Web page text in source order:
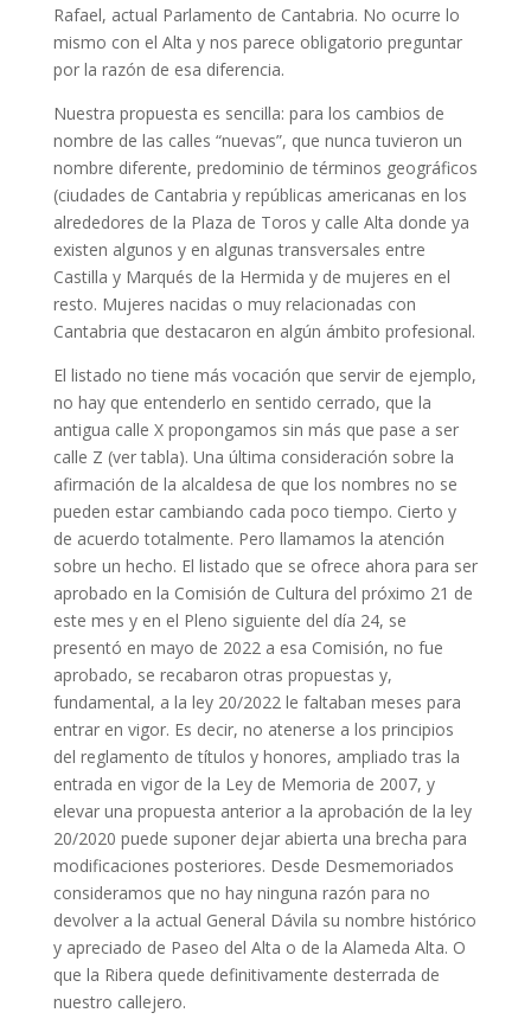
Rafael, actual Parlamento de Cantabria. No ocurre lo
mismo con el Alta y nos parece obligatorio preguntar
por la razón de esa diferencia.
Nuestra propuesta es sencilla: para los cambios de
nombre de las calles “nuevas”, que nunca tuvieron un
nombre diferente, predominio de términos geográficos
(ciudades de Cantabria y repúblicas americanas en los
alrededores de la Plaza de Toros y calle Alta donde ya
existen algunos y en algunas transversales entre
Castilla y Marqués de la Hermida y de mujeres en el
resto. Mujeres nacidas o muy relacionadas con
Cantabria que destacaron en algún ámbito profesional.
El listado no tiene más vocación que servir de ejemplo,
no hay que entenderlo en sentido cerrado, que la
antigua calle X propongamos sin más que pase a ser
calle Z (ver tabla). Una última consideración sobre la
afirmación de la alcaldesa de que los nombres no se
pueden estar cambiando cada poco tiempo. Cierto y
de acuerdo totalmente. Pero llamamos la atención
sobre un hecho. El listado que se ofrece ahora para ser
aprobado en la Comisión de Cultura del próximo 21 de
este mes y en el Pleno siguiente del día 24, se
presentó en mayo de 2022 a esa Comisión, no fue
aprobado, se recabaron otras propuestas y,
fundamental, a la ley 20/2022 le faltaban meses para
entrar en vigor. Es decir, no atenerse a los principios
del reglamento de títulos y honores, ampliado tras la
entrada en vigor de la Ley de Memoria de 2007, y
elevar una propuesta anterior a la aprobación de la ley
20/2020 puede suponer dejar abierta una brecha para
modificaciones posteriores. Desde Desmemoriados
consideramos que no hay ninguna razón para no
devolver a la actual General Dávila su nombre histórico
y apreciado de Paseo del Alta o de la Alameda Alta. O
que la Ribera quede definitivamente desterrada de
nuestro callejero.